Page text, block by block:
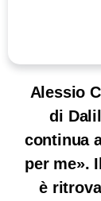
Alessio
di
continua
per me».
è